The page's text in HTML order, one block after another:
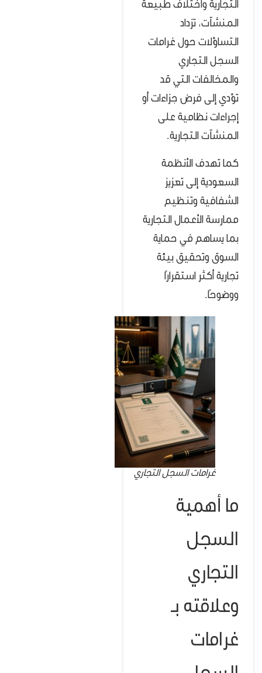
التجارية واختلاف طبيعة
المنشآت، تزداد
التساؤلات حول غرامات
السجل التجاري
والمخالفات التي قد
تؤدي إلى فرض جزاءات أو
إجراءات نظامية على
المنشآت التجارية.
كما تهدف الأنظمة
السعودية إلى تعزيز
الشفافية وتنظيم
ممارسة الأعمال التجارية
بما يساهم في حماية
السوق وتحقيق بيئة
تجارية أكثر استقرارًا
ووضوحًا.
غرامات السجل التجاري
ما أهمية
السجل
التجاري
وعلاقته بـ
غرامات